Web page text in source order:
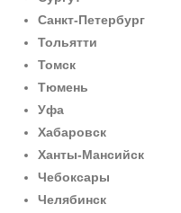
Санкт-Петербург
Тольятти
Томск
Тюмень
Уфа
Хабаровск
Ханты-Мансийск
Чебоксары
Челябинск